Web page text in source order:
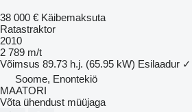
38 000 € Käibemaksuta
Ratastraktor
2010
2 789 m/t
Võimsus 89.73 h.j. (65.95 kW) Esilaadur ✓
Soome, Enontekiö
MAATORI
Võta ühendust müüjaga